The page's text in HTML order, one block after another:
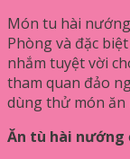
Món tu hài
Phòng và đặc
nhắm tuyệt vời
tham quan đảo
dùng thử món ăn
Ăn tù hài nướng